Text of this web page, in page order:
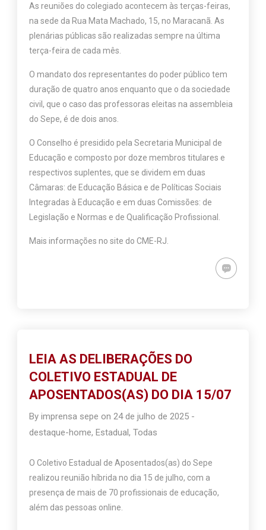
As reuniões do colegiado acontecem às terças-feiras,
na sede da Rua Mata Machado, 15, no Maracanã. As
plenárias públicas são realizadas sempre na última
terça-feira de cada mês.
O mandato dos representantes do poder público tem
duração de quatro anos enquanto que o da sociedade
civil, que o caso das professoras eleitas na assembleia
do Sepe, é de dois anos.
O Conselho é presidido pela Secretaria Municipal de
Educação e composto por doze membros titulares e
respectivos suplentes, que se dividem em duas
Câmaras: de Educação Básica e de Políticas Sociais
Integradas à Educação e em duas Comissões: de
Legislação e Normas e de Qualificação Profissional.
Mais informações no site do CME-RJ.
LEIA AS DELIBERAÇÕES DO
COLETIVO ESTADUAL DE
APOSENTADOS(AS) DO DIA 15/07
Byimprensa sepe on24 de julho de 2025 -
destaque-home,Estadual,Todas
O Coletivo Estadual de Aposentados(as) do Sepe
realizou reunião híbrida no dia 15 de julho, com a
presença de mais de 70 profissionais de educação,
além das pessoas online.